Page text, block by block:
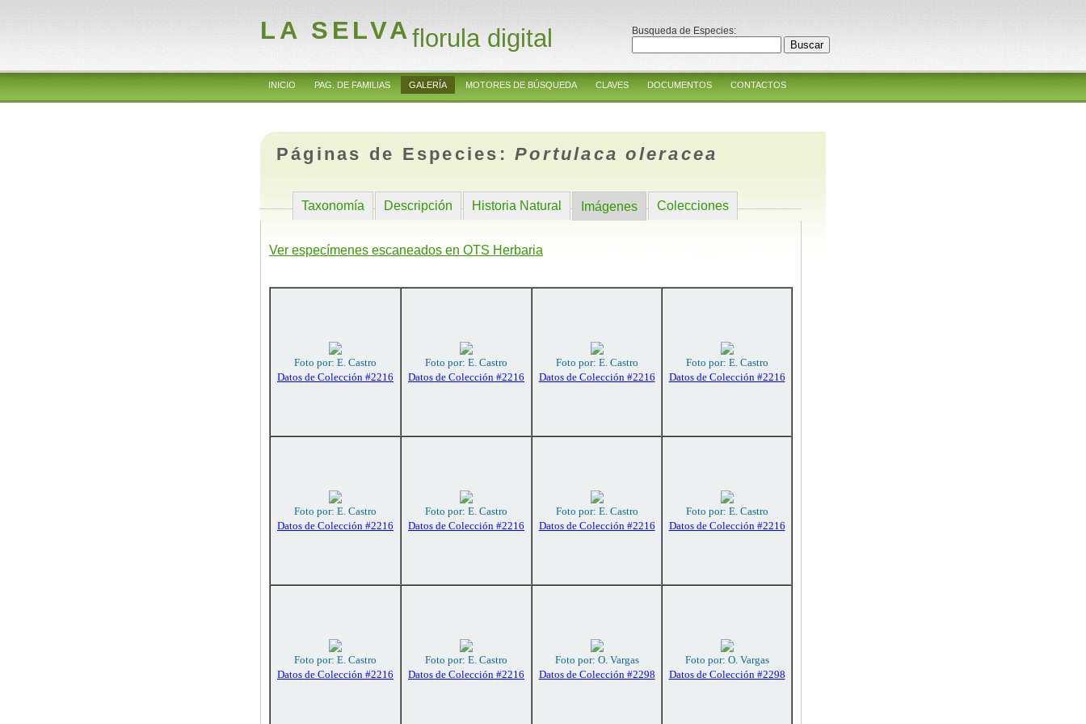
LA SELVAflorula digital Busqueda de Especies:
INICIO PAG. DE FAMILIAS GALERÍA MOTORES DE BÚSQUEDA CLAVES DOCUMENTOS CONTACTOS
Páginas de Especies:Portulaca oleracea
Taxonomía Descripción Historia Natural Imágenes Colecciones
Ver especímenes escaneados en OTS Herbaria
Foto por: E. Castro
Datos de Colección #2216
Foto por: E. Castro
Datos de Colección #2216
Foto por: E. Castro
Datos de Colección #2216
Foto por: E. Castro
Datos de Colección #2216
Foto por: E. Castro
Datos de Colección #2216
Foto por: E. Castro
Datos de Colección #2216
Foto por: E. Castro
Datos de Colección #2216
Foto por: E. Castro
Datos de Colección #2216
Foto por: E. Castro
Datos de Colección #2216
Foto por: E. Castro
Datos de Colección #2216
Foto por: O. Vargas
Datos de Colección #2298
Foto por: O. Vargas
Datos de Colección #2298